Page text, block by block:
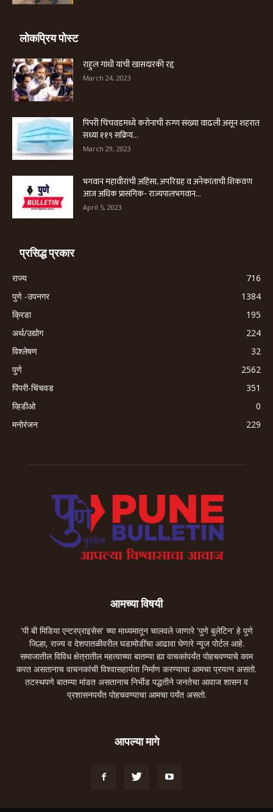
लोकप्रिय पोस्ट
राहुल गांधी यांची खासदारकी रद्द
March 24, 2023
पिंपरी चिंचवडमध्ये करोनाची रुग्ण संख्या वाढली असून शहरात
सध्या ११९ सक्रिय...
March 29, 2023
भगवान महावीरांची अहिंसा, अपरिग्रह व अनेकांताची शिकवण
आज अधिक प्रासंगिक- राज्यपालभगवान...
April 5, 2023
प्रसिद्ध प्रकार
राज्य
716
पुणे -उपनगर
1384
क्रिडा
195
अर्थ/उद्योग
224
विश्लेषण
32
पुणे
2562
पिंपरी-चिंचवड
351
व्हिडीओ
0
मनोरंजन
229
आमच्या विषयी
'पी बी मिडिया एन्टरप्राइसेस' च्या माध्यमातून चालवले जाणारे 'पुणे बुलेटिन' हे पुणे
जिल्हा, राज्य व देशपातळीवरील घडामोडींचा आढावा घेणारे न्यूज पोर्टल आहे.
समाजातील विविध क्षेत्रातील महत्वाच्या बातम्या ह्या वाचकांपर्यंत पोहचवण्याचे काम
करत असतानाच वाचनकांची विश्वासहार्यता निर्माण करण्याचा आमचा प्रयत्न असतो.
तटस्थपणे बातम्या मांडत असतानाच निर्भीड पद्धतीने जनतेचा आवाज शासन व
प्रशासनपर्यंत पोहचवण्याचा आमचा पर्यंत असतो.
आपल्या मागे